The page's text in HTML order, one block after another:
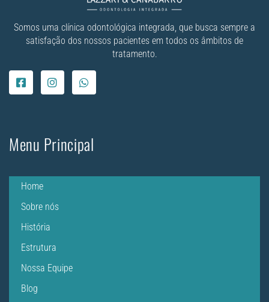
Somos uma clínica odontológica integrada, que busca sempre a
satisfação dos nossos pacientes em todos os âmbitos de
tratamento.
Menu Principal
Home
Sobre nós
História
Estrutura
Nossa Equipe
Blog